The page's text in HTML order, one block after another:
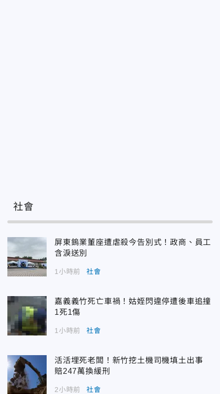
社會
屏東鎢業董座遭虐殺今告別式！政商、員工
含淚送別
1小時前 社會
嘉義義竹死亡車禍！姑姪閃違停遭後車追撞
1死1傷
1小時前 社會
活活埋死老闆！新竹挖土機司機填土出事
賠247萬換緩刑
2小時前 社會